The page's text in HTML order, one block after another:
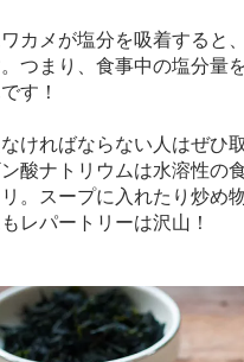
カメが塩分を吸着すると
つまり、食事中の塩分量
す！
ければならない人はぜひ
酸ナトリウムは水溶性の
。スープに入れたり炒め
レパートリーは沢山！